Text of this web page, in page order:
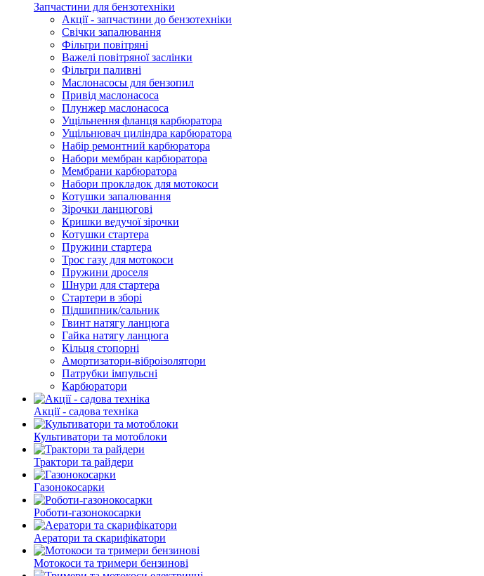
Запчастини для бензотехніки
Акції - запчастини до бензотехніки
Свічки запалювання
Фільтри повітряні
Важелі повітряної заслінки
Фільтри паливні
Маслонасосы для бензопил
Привід маслонасоса
Плунжер маслонасоса
Ущільнення фланця карбюратора
Ущільнювач циліндра карбюратора
Набір ремонтний карбюратора
Набори мембран карбюратора
Мембрани карбюратора
Набори прокладок для мотокоси
Котушки запалювання
Зірочки ланцюгові
Кришки ведучої зірочки
Котушки стартера
Пружини стартера
Трос газу для мотокоси
Пружини дроселя
Шнури для стартера
Стартери в зборі
Підшипник/сальник
Гвинт натягу ланцюга
Гайка натягу ланцюга
Кільця стопорні
Амортизатори-віброізолятори
Патрубки імпульсні
Карбюратори
Акції - садова техніка
Культиватори та мотоблоки
Трактори та райдери
Газонокосарки
Роботи-газонокосарки
Аератори та скарифікатори
Мотокоси та тримери бензинові